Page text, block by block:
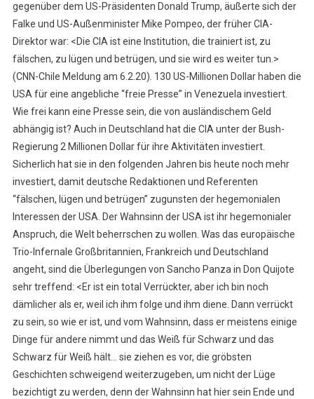
gegenüber dem US-Präsidenten Donald Trump, äußerte sich der
Falke und US-Außenminister Mike Pompeo, der früher CIA-
Direktor war: <Die CIA ist eine Institution, die trainiert ist, zu
fälschen, zu lügen und betrügen, und sie wird es weiter tun.>
(CNN-Chile Meldung am 6.2.20). 130 US-Millionen Dollar haben die
USA für eine angebliche “freie Presse” in Venezuela investiert.
Wie frei kann eine Presse sein, die von ausländischem Geld
abhängig ist? Auch in Deutschland hat die CIA unter der Bush-
Regierung 2 Millionen Dollar für ihre Aktivitäten investiert.
Sicherlich hat sie in den folgenden Jahren bis heute noch mehr
investiert, damit deutsche Redaktionen und Referenten
“fälschen, lügen und betrügen” zugunsten der hegemonialen
Interessen der USA. Der Wahnsinn der USA ist ihr hegemonialer
Anspruch, die Welt beherrschen zu wollen. Was das europäische
Trio-Infernale Großbritannien, Frankreich und Deutschland
angeht, sind die Überlegungen von Sancho Panza in Don Quijote
sehr treffend: <Er ist ein total Verrückter, aber ich bin noch
dämlicher als er, weil ich ihm folge und ihm diene. Dann verrückt
zu sein, so wie er ist, und vom Wahnsinn, dass er meistens einige
Dinge für andere nimmt und das Weiß für Schwarz und das
Schwarz für Weiß hält… sie ziehen es vor, die gröbsten
Geschichten schweigend weiterzugeben, um nicht der Lüge
bezichtigt zu werden, denn der Wahnsinn hat hier sein Ende und